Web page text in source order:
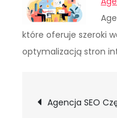
które oferuje szeroki
optymalizacją stron
Agencja SEO